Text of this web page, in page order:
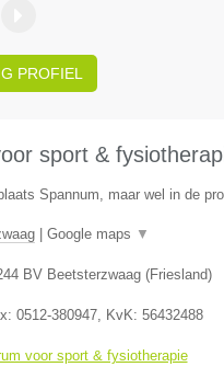
PROFIEL
sport &
Spannum, maar wel in de
| Google maps ▼
BV Beetsterzwaag(Friesland)
0512-380947, KvK: 56432488
voor sport & fysiotherapie